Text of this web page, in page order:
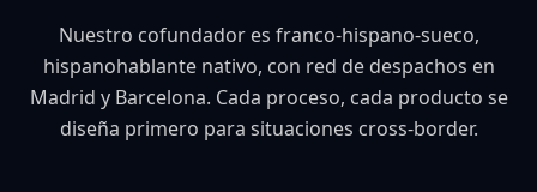
Nuestro cofundador es franco-hispano-sueco,
hispanohablante nativo, con red de despachos en
Madrid y Barcelona. Cada proceso, cada producto se
diseña primero para situaciones cross-border.